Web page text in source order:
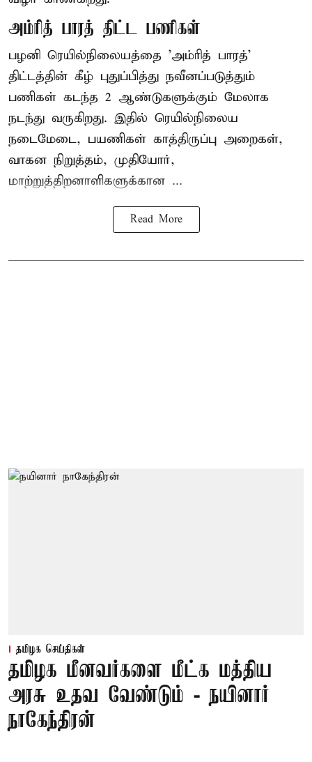
அம்ரித் பாரத் திட்ட பணிகள்
பழனி ரெயில்நிலையத்தை 'அம்ரித் பாரத்'
திட்டத்தின் கீழ் புதுப்பித்து நவீனப்படுத்தும்
பணிகள் கடந்த 2 ஆண்டுகளுக்கும் மேலாக
நடந்து வருகிறது. இதில் ரெயில்நிலைய
நடைமேடை, பயணிகள் காத்திருப்பு அறைகள்,
வாகன நிறுத்தம், முதியோர்,
மாற்றுத்திறனாளிகளுக்கான ...
Read More
தமிழக செய்திகள்
தமிழக மீனவர்களை மீட்க மத்திய
அரசு உதவ வேண்டும் - நயினார்
நாகேந்திரன்